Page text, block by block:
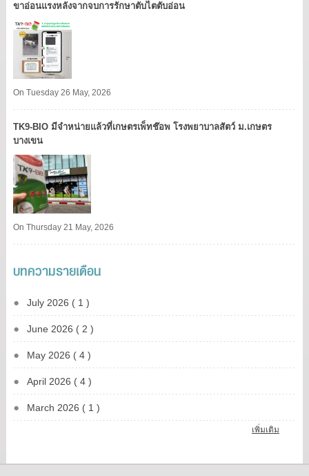
ขาอ่อนแรงหลังจากจบการรักษาตับไตตับอ่อน
On Tuesday 26 May, 2026
TK9​-BIO มีจำหน่ายแล้วที่เกษตรเพ็ทช๊อพ โรงพยาบาลสัตว์ ม.เกษตร
บางเขน​
On Thursday 21 May, 2026
บทความรายเดือน
July 2026 ( 1 )
June 2026 ( 2 )
May 2026 ( 4 )
April 2026 ( 4 )
March 2026 ( 1 )
เพิ่มเติม